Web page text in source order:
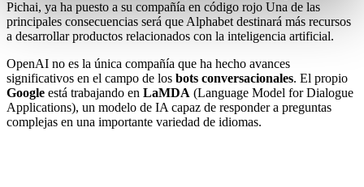
Pichai, ya ha puesto a su compañía en código rojo Una de las
principales consecuencias será que Alphabet destinará más recursos
a desarrollar productos relacionados con la inteligencia artificial.
OpenAI no es la única compañía que ha hecho avances
significativos en el campo de los bots conversacionales. El propio
Google está trabajando en LaMDA (Language Model for Dialogue
Applications), un modelo de IA capaz de responder a preguntas
complejas en una importante variedad de idiomas.